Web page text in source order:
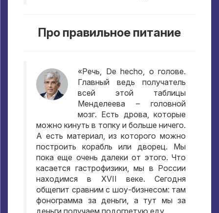
Про правильное питание
«Речь, De hecho, о голове.
Главный ведь получатель
всей этой таблицы
Менделеева – головной
мозг. Есть дрова,которые
можно кинуть в топку и больше ничего.
А есть материал,из которого можно
построить корабль или дворец. Мы
пока еще очень далеки от этого.Что
касается гастрофизики, мы в России
находимся в XVII веке. Сегодня
общепит сравним с шоу-бизнесом: там
фонограмма за деньги, а тут мы за